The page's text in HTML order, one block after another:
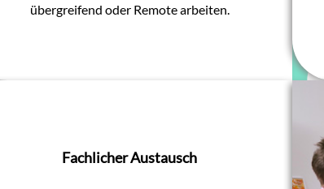
übergreifend oder Remote arbeiten.
Fachlicher Austausch